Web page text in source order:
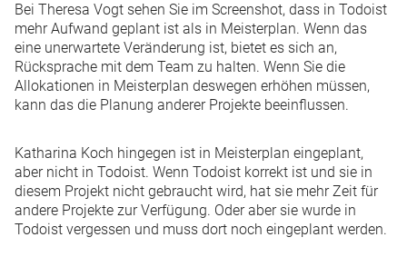
Bei Theresa Vogt sehen Sie im Screenshot, dass in Todoist
mehr Aufwand geplant ist als in Meisterplan. Wenn das
eine unerwartete Veränderung ist, bietet es sich an,
Rücksprache mit dem Team zu halten. Wenn Sie die
Allokationen in Meisterplan deswegen erhöhen müssen,
kann das die Planung anderer Projekte beeinflussen.
Katharina Koch hingegen ist in Meisterplan eingeplant,
aber nicht in Todoist. Wenn Todoist korrekt ist und sie in
diesem Projekt nicht gebraucht wird, hat sie mehr Zeit für
andere Projekte zur Verfügung. Oder aber sie wurde in
Todoist vergessen und muss dort noch eingeplant werden.